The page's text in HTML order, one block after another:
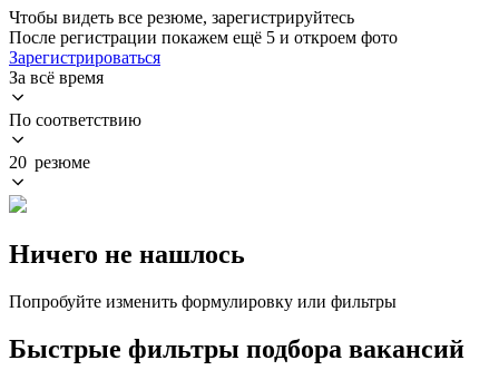
Чтобы видеть все резюме, зарегистрируйтесь
После регистрации покажем ещё 5 и откроем фото
Зарегистрироваться
За всё время
По соответствию
20 резюме
Ничего не нашлось
Попробуйте изменить формулировку или фильтры
Быстрые фильтры подбора вакансий